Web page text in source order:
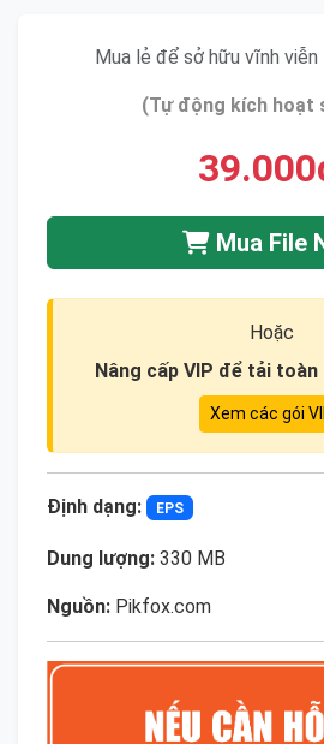
Mua lẻ để sở hữu vĩnh viễn
(Tự động kích hoạt
Mua File
Hoặc
Nâng cấp VIP để tải
Xem các gói
Định dạng: EPS
Dung lượng: 330 MB
Nguồn: Pikfox.com